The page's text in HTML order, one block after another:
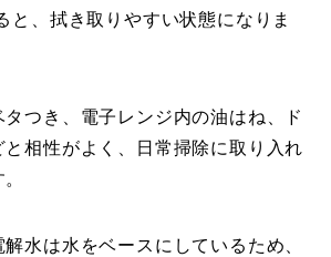
と、拭き取りやすい状態になりま
つき、電子レンジ内の油はね、ド
相性がよく、日常掃除に取り入れ
水は水をベースにしているため、